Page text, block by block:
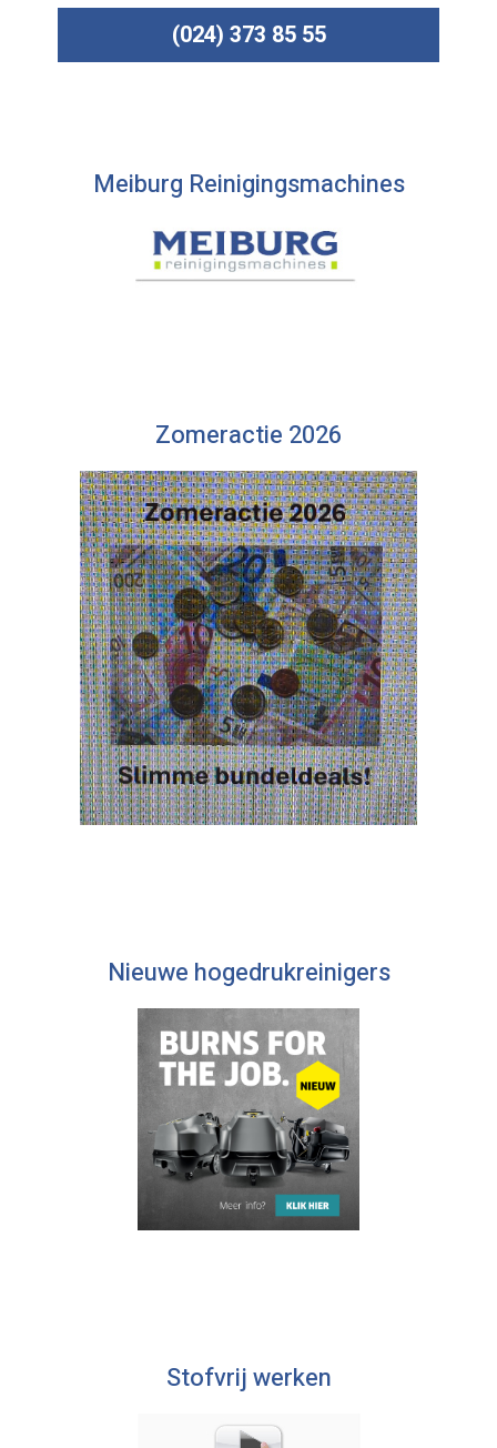
(024) 373 85 55
Meiburg Reinigingsmachines
Zomeractie 2026
Nieuwe hogedrukreinigers
Stofvrij werken